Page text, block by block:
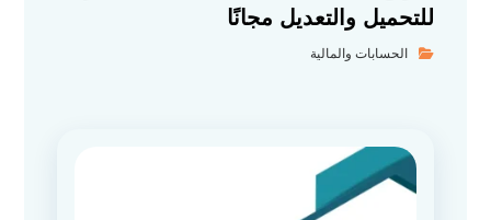
للتحميل والتعديل مجانًا
الحسابات والمالية